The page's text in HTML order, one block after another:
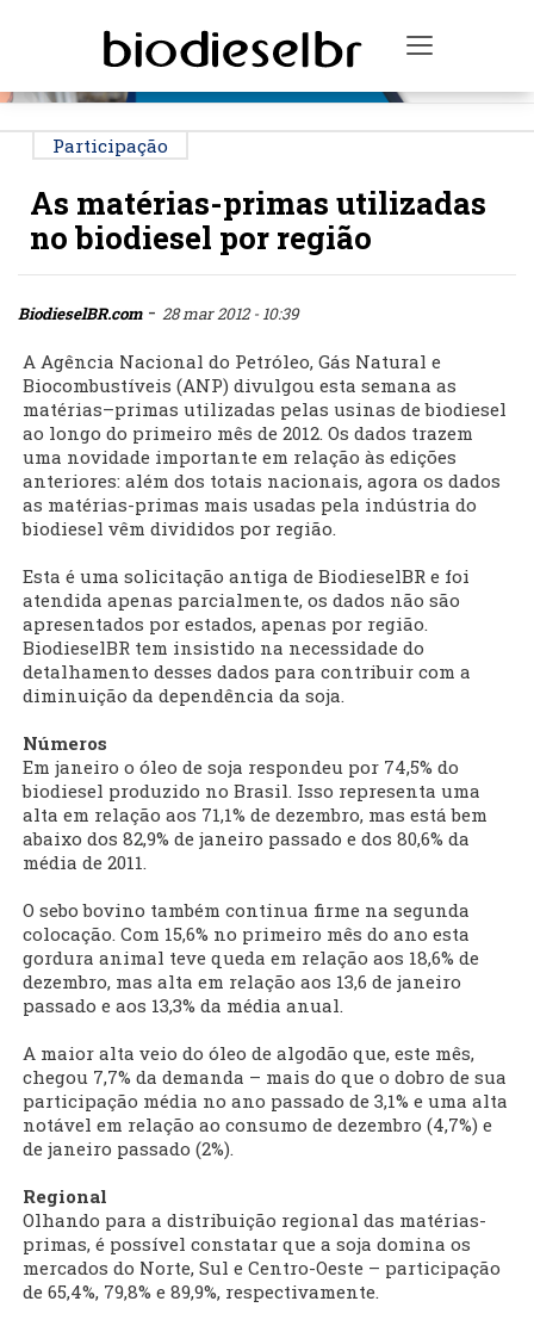
Toggle
Participação
As matérias-primas utilizadas
no biodiesel por região
BiodieselBR.com- 28 mar 2012 - 10:39
A Agência Nacional do Petróleo, Gás Natural e
Biocombustíveis (ANP) divulgou esta semana as
matérias–primas utilizadas pelas usinas de biodiesel
ao longo do primeiro mês de 2012. Os dados trazem
uma novidade importante em relação às edições
anteriores: além dos totais nacionais, agora os dados
as matérias-primas mais usadas pela indústria do
biodiesel vêm divididos por região.
Esta é uma solicitação antiga de BiodieselBR e foi
atendida apenas parcialmente, os dados não são
apresentados por estados, apenas por região.
BiodieselBR tem insistido na necessidade do
detalhamento desses dados para contribuir com a
diminuição da dependência da soja.
Números
Em janeiro o óleo de soja respondeu por 74,5% do
biodiesel produzido no Brasil. Isso representa uma
alta em relação aos 71,1% de dezembro, mas está bem
abaixo dos 82,9% de janeiro passado e dos 80,6% da
média de 2011.
O sebo bovino também continua firme na segunda
colocação. Com 15,6% no primeiro mês do ano esta
gordura animal teve queda em relação aos 18,6% de
dezembro, mas alta em relação aos 13,6 de janeiro
passado e aos 13,3% da média anual.
A maior alta veio do óleo de algodão que, este mês,
chegou 7,7% da demanda – mais do que o dobro de sua
participação média no ano passado de 3,1% e uma alta
notável em relação ao consumo de dezembro (4,7%) e
de janeiro passado (2%).
Regional
Olhando para a distribuição regional das matérias-
primas, é possível constatar que a soja domina os
mercados do Norte, Sul e Centro-Oeste – participação
de 65,4%, 79,8% e 89,9%, respectivamente.